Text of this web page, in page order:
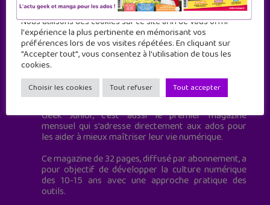
Geek Junior est le premier site de culture numérique
à destination des adolescents.
Geek Junior, c’est aussi le premier magazine
mensuel qui s’adresse directement aux ados pour
les aider à mieux maîtriser leur vie numérique.
Ce magazine de 32 pages, diffusé par abonnement, a
pour objectif de développer la culture numérique
des 10-15 ans avec une approche pratique des
outils.
Nous utilisons des cookies sur ce site afin de vous offrir
l'expérience la plus pertinente en mémorisant vos
préférences lors de vos visites répétées. En cliquant sur
"Accepter tout", vous consentez à l'utilisation de tous les
cookies.
Choisir les cookies Tout refuser Tout accepter